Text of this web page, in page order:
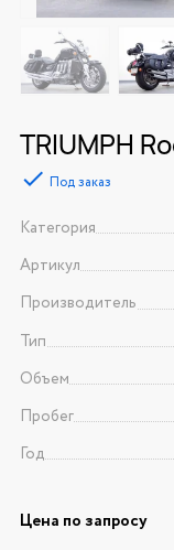
TRIUMPH
Под заказ
Категория
Артикул
Производитель
Тип
Объем
Пробег
Год
Цена по запросу